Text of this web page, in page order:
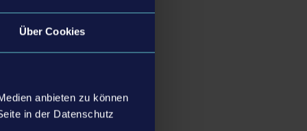
Über Cookies
anbieten zu können
in der Datenschutz
rundum
Dazu gehören
denn
freischaltet.